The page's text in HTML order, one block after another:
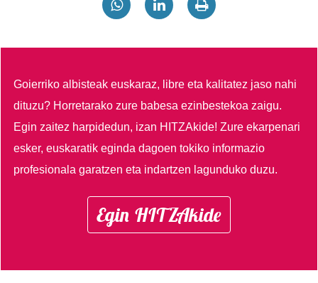
Goierriko albisteak euskaraz, libre eta kalitatez jaso nahi
dituzu? Horretarako zure babesa ezinbestekoa zaigu.
Egin zaitez harpidedun, izan HITZAkide!Zure ekarpenari
esker, euskaratik eginda dagoen tokiko informazio
profesionala garatzen eta indartzen lagunduko duzu.
Egin HITZAkide